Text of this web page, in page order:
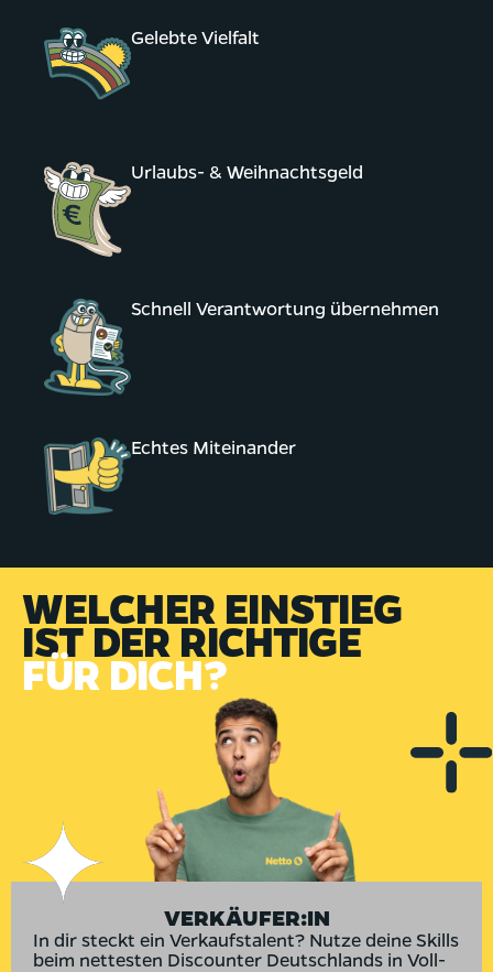
Gelebte Vielfalt
Urlaubs- & Weihnachtsgeld
Schnell Verantwortung übernehmen
Echtes Miteinander
WELCHER EINSTIEG
IST DER RICHTIGE
FÜR DICH?
VERKÄUFER:IN
In dir steckt ein Verkaufstalent? Nutze deine Skills
beim nettesten Discounter Deutschlands in Voll-